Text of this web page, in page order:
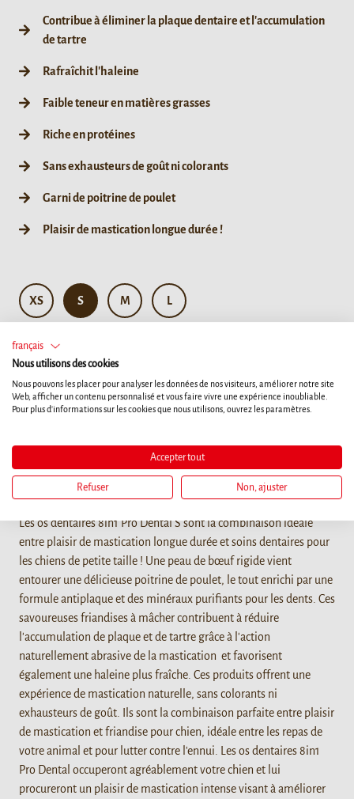
Contribue à éliminer la plaque dentaire et l'accumulation
de tartre
Rafraîchit l'haleine
Faible teneur en matières grasses
Riche en protéines
Sans exhausteurs de goût ni colorants
Garni de poitrine de poulet
Plaisir de mastication longue durée !
XS S M L
S 1ct
Détails
Les os dentaires 8in1 Pro Dental S sont la combinaison idéale
entre plaisir de mastication longue durée et soins dentaires pour
les chiens de petite taille ! Une peau de bœuf rigide vient
entourer une délicieuse poitrine de poulet, le tout enrichi par une
formule antiplaque et des minéraux purifiants pour les dents. Ces
savoureuses friandises à mâcher contribuent à réduire
l'accumulation de plaque et de tartre grâce à l'action
naturellement abrasive de la mastication et favorisent
également une haleine plus fraîche. Ces produits offrent une
expérience de mastication naturelle, sans colorants ni
exhausteurs de goût. Ils sont la combinaison parfaite entre plaisir
de mastication et friandise pour chien, idéale entre les repas de
votre animal et pour lutter contre l'ennui. Les os dentaires 8in1
Pro Dental occuperont agréablement votre chien et lui
procureront un plaisir de mastication intense visant à améliorer
français
Nous utilisons des cookies
Nous pouvons les placer pour analyser les données de nos visiteurs, améliorer notre site
Web, afficher un contenu personnalisé et vous faire vivre une expérience inoubliable.
Pour plus d'informations sur les cookies que nous utilisons, ouvrez les paramètres.
Accepter tout
Refuser Non, ajuster